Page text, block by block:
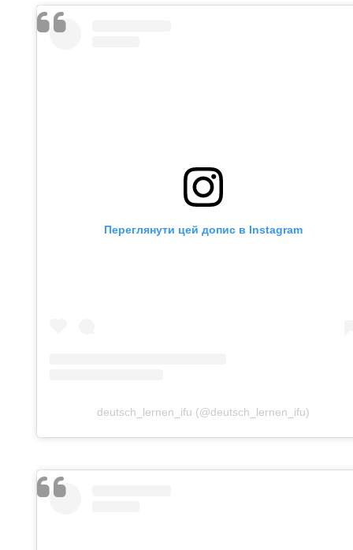
Переглянути цей допис в Instagram
deutsch_lernen_ifu (@deutsch_lernen_ifu)